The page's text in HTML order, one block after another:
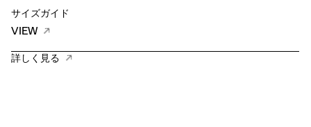
サイズガイド
VIEW
詳しく見る